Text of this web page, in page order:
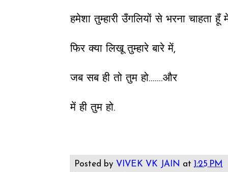
हमेशा तुम्हारी उँगलियों से भरना चाहता हूँ
फिर क्या लिखू तुम्हारे बारे में,
जब सब ही तो तुम हो.......और
में ही तुम हो.
Posted by VIVEK VK JAIN at1:25 PM